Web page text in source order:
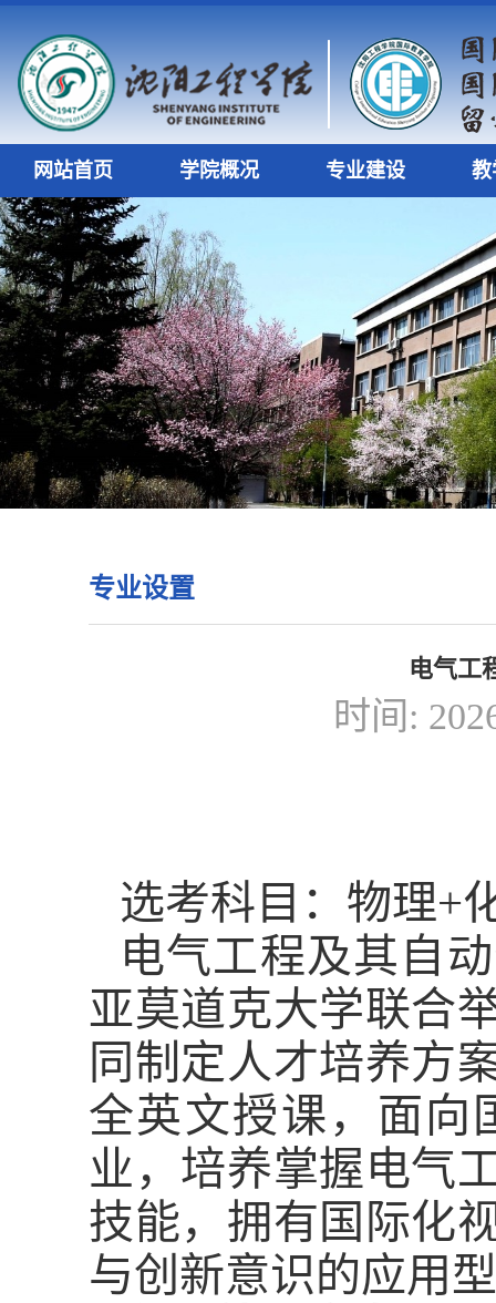
网站首页 学院概况 专业建设 教
专业设置
电气工
时间:
选考科目：物理+
电气工程及其自
亚莫道克大学联合
同制定人才培养方
全英文授课，面向
业，培养掌握电气
技能，拥有国际化
与创新意识的应用